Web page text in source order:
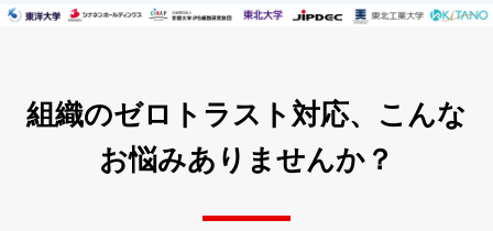
組織のゼロトラスト対応、こんな
お悩みありませんか？